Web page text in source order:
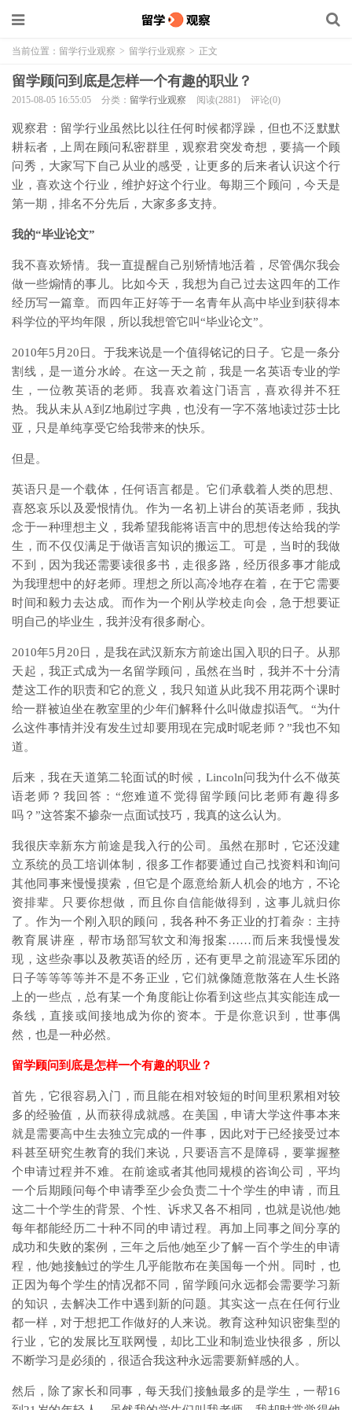
当前位置： 留学行业观察 > 留学行业观察 > 正文
留学顾问到底是怎样一个有趣的职业？
2015-08-05 16:55:05 分类： 留学行业观察 阅读(2881) 评论(0)
观察君：留学行业虽然比以往任何时候都浮躁，但也不泛默默
耕耘者，上周在顾问私密群里，观察君突发奇想，要搞一个顾
问秀，大家写下自己从业的感受，让更多的后来者认识这个行
业，喜欢这个行业，维护好这个行业。每期三个顾问，今天是
第一期，排名不分先后，大家多多支持。
我的“毕业论文”
我不喜欢矫情。我一直提醒自己别矫情地活着，尽管偶尔我会
做一些煽情的事儿。比如今天，我想为自己过去这四年的工作
经历写一篇章。而四年正好等于一名青年从高中毕业到获得本
科学位的平均年限，所以我想管它叫“毕业论文”。
2010年5月20日。于我来说是一个值得铭记的日子。它是一条分
割线，是一道分水岭。在这一天之前，我是一名英语专业的学
生，一位教英语的老师。我喜欢着这门语言，喜欢得并不狂
热。我从未从A到Z地刷过字典，也没有一字不落地读过莎士比
亚，只是单纯享受它给我带来的快乐。
但是。
英语只是一个载体，任何语言都是。它们承载着人类的思想、
喜怒哀乐以及爱恨情仇。作为一名初上讲台的英语老师，我执
念于一种理想主义，我希望我能将语言中的思想传达给我的学
生，而不仅仅满足于做语言知识的搬运工。可是，当时的我做
不到，因为我还需要读很多书，走很多路，经历很多事才能成
为我理想中的好老师。理想之所以高冷地存在着，在于它需要
时间和毅力去达成。而作为一个刚从学校走向会，急于想要证
明自己的毕业生，我并没有很多耐心。
2010年5月20日，是我在武汉新东方前途出国入职的日子。从那
天起，我正式成为一名留学顾问，虽然在当时，我并不十分清
楚这工作的职责和它的意义，我只知道从此我不用花两个课时
给一群被迫坐在教室里的少年们解释什么叫做虚拟语气。“为什
么这件事情并没有发生过却要用现在完成时呢老师？”我也不知
道。
后来，我在天道第二轮面试的时候，Lincoln问我为什么不做英
语老师？我回答：“您难道不觉得留学顾问比老师有趣得多
吗？”这答案不掺杂一点面试技巧，我真的这么认为。
我很庆幸新东方前途是我入行的公司。虽然在那时，它还没建
立系统的员工培训体制，很多工作都要通过自己找资料和询问
其他同事来慢慢摸索，但它是个愿意给新人机会的地方，不论
资排辈。只要你想做，而且你自信能做得到，这事儿就归你
了。作为一个刚入职的顾问，我各种不务正业的打着杂：主持
教育展讲座，帮市场部写软文和海报案……而后来我慢慢发
现，这些杂事以及教英语的经历，还有更早之前混迹军乐团的
日子等等等等并不是不务正业，它们就像随意散落在人生长路
上的一些点，总有某一个角度能让你看到这些点其实能连成一
条线，直接或间接地成为你的资本。于是你意识到，世事偶
然，也是一种必然。
留学顾问到底是怎样一个有趣的职业？
首先，它很容易入门，而且能在相对较短的时间里积累相对较
多的经验值，从而获得成就感。在美国，申请大学这件事本来
就是需要高中生去独立完成的一件事，因此对于已经接受过本
科甚至研究生教育的我们来说，只要语言不是障碍，要掌握整
个申请过程并不难。在前途或者其他同规模的咨询公司，平均
一个后期顾问每个申请季至少会负责二十个学生的申请，而且
这二十个学生的背景、个性、诉求又各不相同，也就是说他/她
每年都能经历二十种不同的申请过程。再加上同事之间分享的
成功和失败的案例，三年之后他/她至少了解一百个学生的申请
程，他/她接触过的学生几乎能散布在美国每一个州。同时，也
正因为每个学生的情况都不同，留学顾问永远都会需要学习新
的知识，去解决工作中遇到新的问题。其实这一点在任何行业
都一样，对于想把工作做好的人来说。教育这种知识密集型的
行业，它的发展比互联网慢，却比工业和制造业快很多，所以
不断学习是必须的，很适合我这种永远需要新鲜感的人。
然后，除了家长和同事，每天我们接触最多的是学生，一帮16